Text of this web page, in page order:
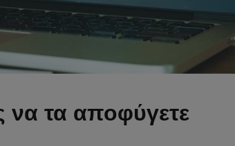
τα αποφύγετε